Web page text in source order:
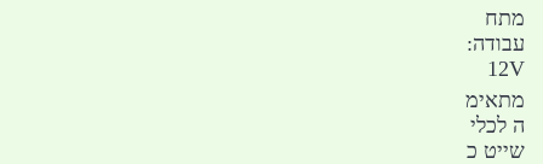
מתח
עבודה:
12V
מתאימ
ה לכלי
שייט כ